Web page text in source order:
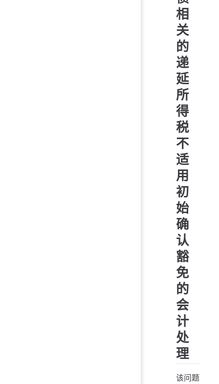
相
关
的
递
延
所
得
税
不
适
用
初
始
确
认
豁
免
的
会
计
处
理
该问题